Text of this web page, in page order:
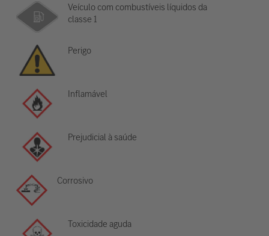
Veículo com combustíveis líquidos da
classe 1
Perigo
Inflamável
Prejudicial à saúde
Corrosivo
Toxicidade aguda